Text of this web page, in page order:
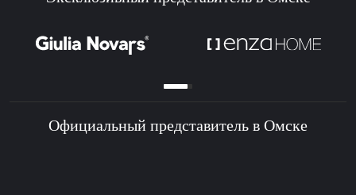
Официальный представитель в Омске